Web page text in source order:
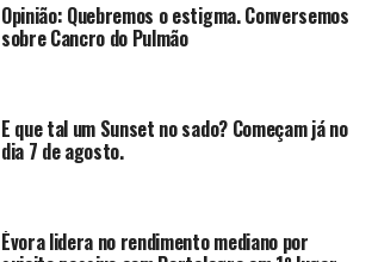
Opinião: Quebremos o estigma. Conversemos
sobre Cancro do Pulmão
E que tal um Sunset no sado? Começam já no
dia 7 de agosto.
Évora lidera no rendimento mediano por